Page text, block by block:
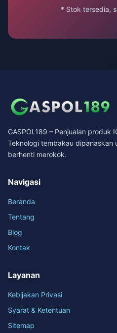
* Stok tersedia,
GASPOL189 – Penjualan produk
Teknologi tembakau dipanaskan
berhenti merokok.
Navigasi
Beranda
Tentang
Blog
Kontak
Layanan
Kebijakan Privasi
Syarat & Ketentuan
Sitemap